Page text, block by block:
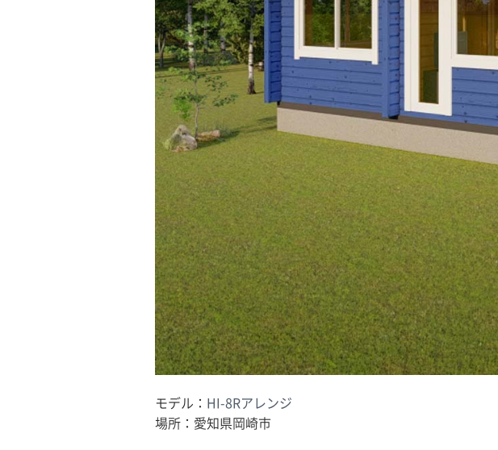
モデル： HI-8Rアレンジ
場所：愛知県岡崎市